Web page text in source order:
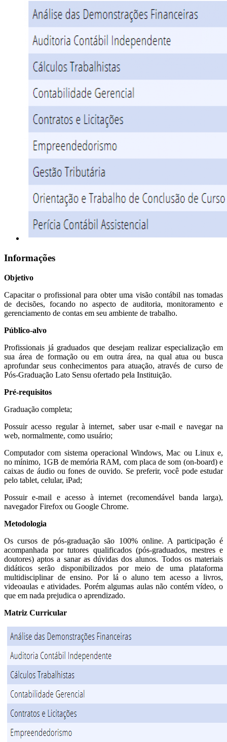
Informações
Objetivo
Capacitar o profissional para obter uma visão contábil nas tomadas
de decisões, focando no aspecto de auditoria, monitoramento e
gerenciamento de contas em seu ambiente de trabalho.
Público-alvo
Profissionais já graduados que desejam realizar especialização em
sua área de formação ou em outra área, na qual atua ou busca
aprofundar seus conhecimentos para atuação, através de curso de
Pós-Graduação Lato Sensu ofertado pela Instituição.
Pré-requisitos
Graduação completa;
Possuir acesso regular à internet, saber usar e-mail e navegar na
web, normalmente, como usuário;
Computador com sistema operacional Windows, Mac ou Linux e,
no mínimo, 1GB de memória RAM, com placa de som (on-board) e
caixas de áudio ou fones de ouvido. Se preferir, você pode estudar
pelo tablet, celular, iPad;
Possuir e-mail e acesso à internet (recomendável banda larga),
navegador Firefox ou Google Chrome.
Metodologia
Os cursos de pós-graduação são 100% online. A participação é
acompanhada por tutores qualificados (pós-graduados, mestres e
doutores) aptos a sanar as dúvidas dos alunos. Todos os materiais
didáticos serão disponibilizados por meio de uma plataforma
multidisciplinar de ensino. Por lá o aluno tem acesso a livros,
videoaulas e atividades. Porém algumas aulas não contém vídeo, o
que em nada prejudica o aprendizado.
Matriz Curricular